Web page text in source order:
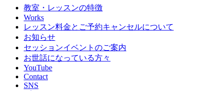
教室・レッスンの特徴
Works
レッスン料金とご予約キャンセルについて
お知らせ
セッションイベントのご案内
お世話になっている方々
YouTube
Contact
SNS